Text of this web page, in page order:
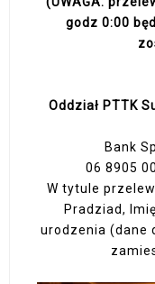
godz 0:00
Oddział PTTK
Bank
06 8905
W tytule
Pradziad,
urodzenia (dane